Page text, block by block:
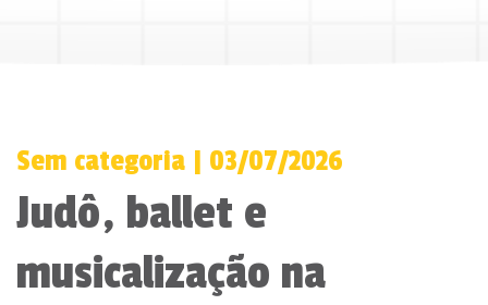
Sem categoria | 03/07/2026
Judô, ballet e
musicalização na